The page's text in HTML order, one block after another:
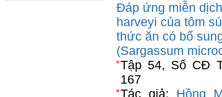
Đáp ứng miễn
harveyi của tôm
thức ăn có bổ
(Sargassum
Tập 54, Số CĐ
167
Tác giả: Hồng